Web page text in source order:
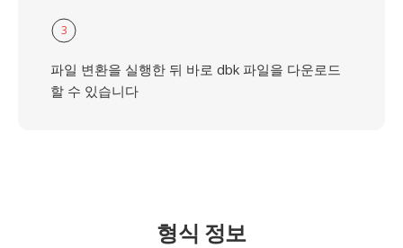
3
파일 변환을 실행한 뒤 바로 dbk 파일을 다운로드
할 수 있습니다
형식 정보